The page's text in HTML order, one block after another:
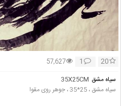
20
1
57,627
سیاه مشق 35X25CM
سیاه مشق ، 25*35 ، جوهر روی مقوا